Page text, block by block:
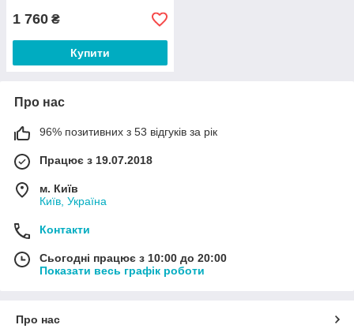
1 760 ₴
Купити
Про нас
96% позитивних з 53 відгуків за рік
Працює з 19.07.2018
м. Київ
Київ, Україна
Контакти
Сьогодні працює з 10:00 до 20:00
Показати весь графік роботи
Про нас